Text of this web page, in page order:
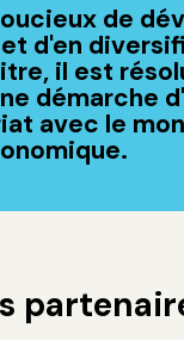
de
d'en
il est
démarche
avec le